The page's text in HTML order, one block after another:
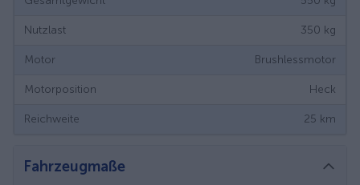
Nutzlast 350 kg
Motor Brushlessmotor
Motorposition Heck
Reichweite 25 km
Fahrzeugmaße